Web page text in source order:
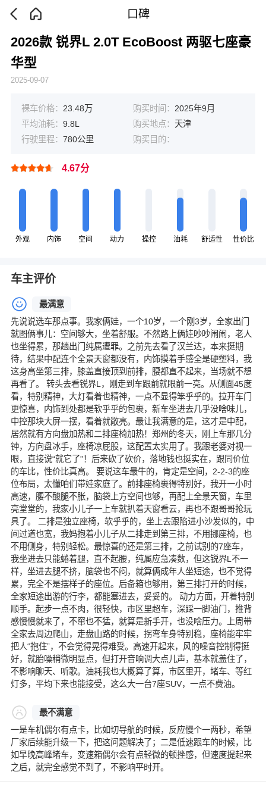
口碑
2026款 锐界L 2.0T EcoBoost 两驱七座豪
华型
2025-09-07
裸车价格： 23.48万 购买时间： 2025年9月
平均油耗： 9.8L 购买地点： 天津
行驶里程： 780公里 购买目的：
4.67分
外观 内饰 空间 动力 操控 油耗 舒适性 性价比
车主评价
最满意
先说说选车那点事。我家俩娃，一个10岁，一个刚3岁，全家出门
就图俩事儿：空间够大，坐着舒服。不然路上俩娃吵吵闹闹，老人
也坐得累，那趟出门纯属遭罪。之前先去看了汉兰达，本来挺期
待，结果中配连个全景天窗都没有，内饰摸着手感全是硬塑料，我
这身高坐第三排，膝盖直接顶到前排，腰都直不起来，当场就不想
再看了。 转头去看锐界L，刚走到车跟前就眼前一亮。从侧面45度
看，特别精神，大灯看着也精神，一点不显得笨乎乎的。拉开车门
更惊喜，内饰到处都是软乎乎的包裹，新车坐进去几乎没啥味儿，
中控那块大屏一摆，看着就敞亮。最让我满意的是，这才是中配，
居然就有方向盘加热和二排座椅加热！郑州的冬天，刚上车那几分
钟，方向盘冰手，座椅凉屁股，这配置太实用了。我跟老婆对视一
眼，直接说“就它了”！后来砍了砍价，落地钱也挺实在，跟同价位
的车比，性价比真高。 要说这车最牛的，肯定是空间，2-2-3的座
位布局，太懂咱们带娃家庭了。前排座椅裹得特别好，我开一小时
高速，腰不酸腿不胀，脑袋上方空间也够，再配上全景天窗，车里
亮堂堂的，我家小儿子一上车就扒着天窗看云，再也不跟哥哥抢玩
具了。 二排是独立座椅，软乎乎的，坐上去跟陷进小沙发似的，中
间过道也宽，我妈抱着小儿子从二排走到第三排，不用挪座椅，也
不用侧身，特别轻松。最惊喜的还是第三排，之前试别的7座车，
我坐进去只能蜷着腿，直不起腰，纯属应急凑数，但这锐界L不一
样，坐进去腿不挤，脑袋也不闷，就算俩成年人坐短途，也不觉得
累，完全不是摆样子的座位。后备箱也够用，第三排打开的时候，
全家短途出游的行李，都能塞进去，妥妥的。 动力方面，开着特别
顺手。起步一点不肉，很轻快，市区里超车，深踩一脚油门，推背
感慢慢就来了，不窜也不猛，就算是新手开，也没啥压力。上周带
全家去周边爬山，走盘山路的时候，拐弯车身特别稳，座椅能牢牢
把人“抱住”，不会觉得晃得难受。高速开起来，风的噪音控制得挺
好，就胎噪稍微明显点，但打开音响调大点儿声，基本就盖住了，
不影响聊天、听歌。油耗我也大概算了算，市区里开，堵车、等红
灯多，平均下来也能接受，这么大一台7座SUV，一点不费油。
最不满意
一是车机偶尔有点卡，比如切导航的时候，反应慢个一两秒，希望
厂家后续能升级一下，把这问题解决了；二是低速跟车的时候，比
如早晚高峰堵车，变速箱偶尔会有点轻微的顿挫感，但速度提起来
之后，就完全感觉不到了，不影响平时开。